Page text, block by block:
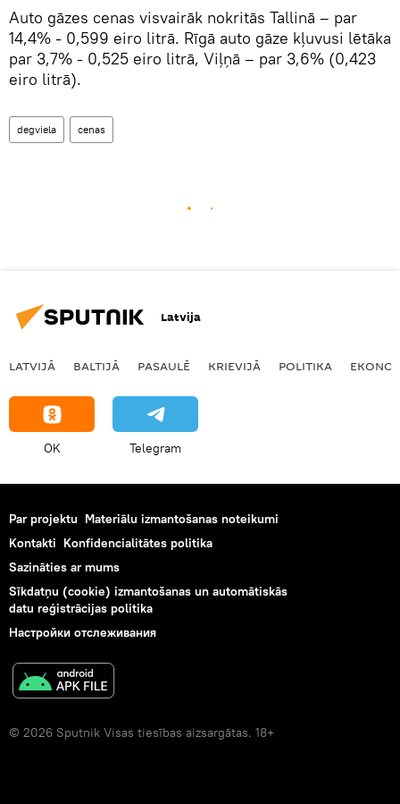
Auto gāzes cenas visvairāk nokritās Tallinā – par
14,4% - 0,599 eiro litrā. Rīgā auto gāze kļuvusi lētāka
par 3,7% - 0,525 eiro litrā, Viļņā – par 3,6% (0,423
eiro litrā).
degviela cenas
Latvija
LATVIJĀ BALTIJĀ PASAULĒ KRIEVIJĀ POLITIKA
OK Telegram
Par projektu Materiālu izmantošanas noteikumi
Kontakti Konfidencialitātes politika
Sazināties ar mums
Sīkdatņu (cookie) izmantošanas un automātiskās
datu reģistrācijas politika
Настройки отслеживания
© 2026 Sputnik Visas tiesības aizsargātas. 18+